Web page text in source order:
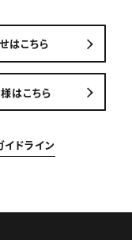
はこちら
はこちら
イドライン